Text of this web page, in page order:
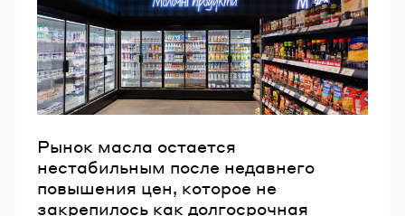
Рынок масла остается
нестабильным после недавнего
повышения цен, которое не
закрепилось как долгосрочная